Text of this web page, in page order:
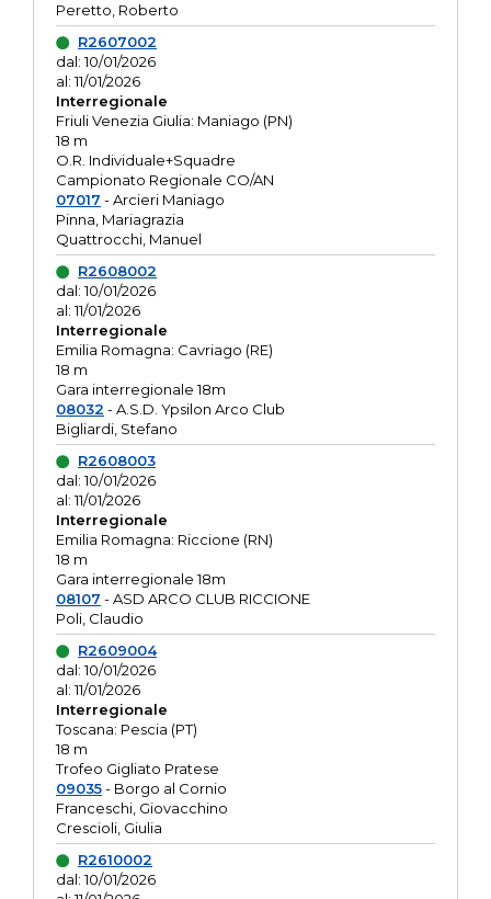
Peretto, Roberto
R2607002
dal: 10/01/2026
al: 11/01/2026
Interregionale
Friuli Venezia Giulia: Maniago (PN)
18 m
O.R. Individuale+Squadre
Campionato Regionale CO/AN
07017 - Arcieri Maniago
Pinna, Mariagrazia
Quattrocchi, Manuel
R2608002
dal: 10/01/2026
al: 11/01/2026
Interregionale
Emilia Romagna: Cavriago (RE)
18 m
Gara interregionale 18m
08032 - A.S.D. Ypsilon Arco Club
Bigliardi, Stefano
R2608003
dal: 10/01/2026
al: 11/01/2026
Interregionale
Emilia Romagna: Riccione (RN)
18 m
Gara interregionale 18m
08107 - ASD ARCO CLUB RICCIONE
Poli, Claudio
R2609004
dal: 10/01/2026
al: 11/01/2026
Interregionale
Toscana: Pescia (PT)
18 m
Trofeo Gigliato Pratese
09035- Borgo al Cornio
Franceschi, Giovacchino
Crescioli, Giulia
R2610002
dal: 10/01/2026